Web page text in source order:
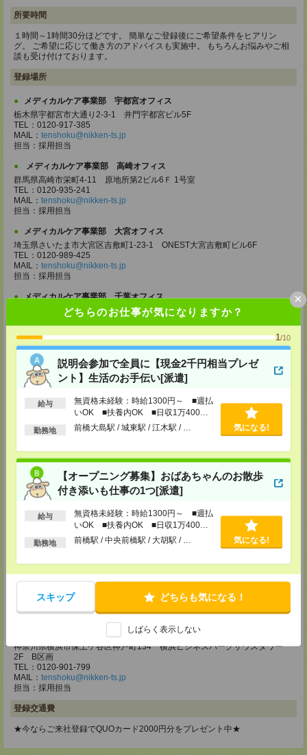
どちらのお仕事が気になりますか？
1/10
説明会参加で全員に【現金2千円相当プレゼ
ント】生活のお手伝い[派遣]
給与
無資格未経験：時給1300円～ ■週払
いOK ■扶養内OK ■日収1万400円
以上
勤務地 前橋大島駅 / 城東駅 / 江木駅 / … 気になる!
【オープニング募集】おばあちゃんのお散歩
付き添いも仕事の1つ[派遣]
給与
無資格未経験：時給1300円～ ■週払
いOK ■扶養内OK ■日収1万400円
以上
勤務地 前橋駅 / 中央前橋駅 / 大胡駅 / … 気になる!
スキップ どちらも気になる！
しばらく表示しない
×
所要時間
１時間～1時間30分ほどです。 簡単なご登録後にご希望条件をヒアリン
グ。 ご希望に応じて働き方のアドバイスも実施中。 もちろんお悩みやご相
談も受け付けております。
登録場所
メディカルケア事業部 宇都宮オフィス
栃木県宇都宮市大通り2-3-1 井門宇都宮ビル5F
TEL：0120-917-385
MAIL： tenshoku@nikken-ts.jp
担当：採用担当
メディカルケア事業部 高崎オフィス
群馬県高崎市栄町4-11 原地所第2ビル6Ｆ 1号室
TEL：0120-935-241
MAIL： tenshoku@nikken-ts.jp
担当：採用担当
メディカルケア事業部 大宮オフィス
埼玉県さいたま市大宮区吉敷町1-23-1 ONEST大宮吉敷町ビル6F
TEL：0120-989-425
MAIL： tenshoku@nikken-ts.jp
担当：採用担当
メディカルケア事業部 千葉オフィス
千葉県千葉市中央区富士見2-15-11 IMI千葉富士見ビル6F
TEL：0120-998-758
担当：採用担当
メディカルケア事業部 柏オフィス
千葉県柏市末広町5-19 第12関口ビル7F 705号室
TEL：0120-935-218
tenshoku@nikken-ts.jp
担当：採用担当
メディカルケア事業部 新宿オフィス
TEL：0120-457-235
MAIL：tenshoku@nikken-ts.jp
担当：採用担当
メディカルケア事業部 立川事業部
TEL：0120-934-200
tenshoku@nikken-ts.jp
担当：採用担当
TEL：0120-453-285
MAIL：tenshoku@nikken-ts.jp
担当：採用担当
メディカルケア事業部 横浜オフィス
神奈川県横浜市保土ケ谷区神戸町134 横浜ビジネスパークサウスタワー
2F B区画
TEL：0120-901-799
MAIL： tenshoku@nikken-ts.jp
担当：採用担当
登録交通費
★今ならご来社登録でQUOカード2000円分をプレゼント中★